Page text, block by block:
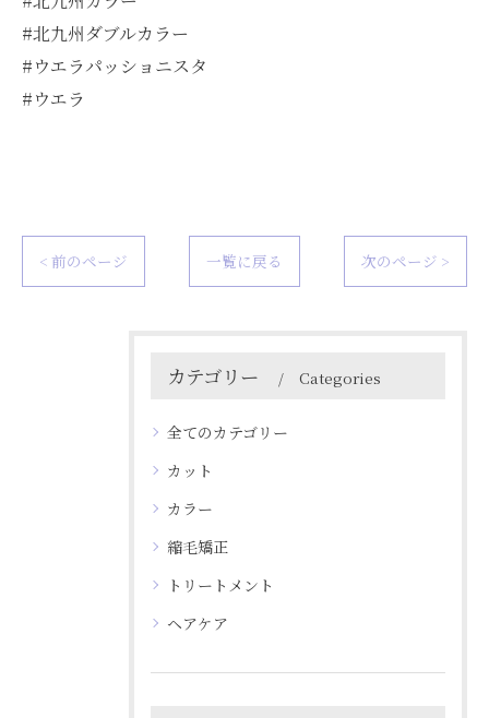
#北九州ダブルカラー
#ウエラパッショニスタ
#ウエラ
< 前のページ 一覧に戻る 次のページ >
カテゴリー Categories
全てのカテゴリー
カット
カラー
縮毛矯正
トリートメント
ヘアケア